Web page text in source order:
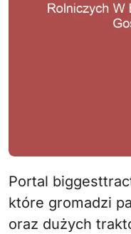
Portal biggesttractors.co.uk to miejsce,
które gromadzi
oraz dużych